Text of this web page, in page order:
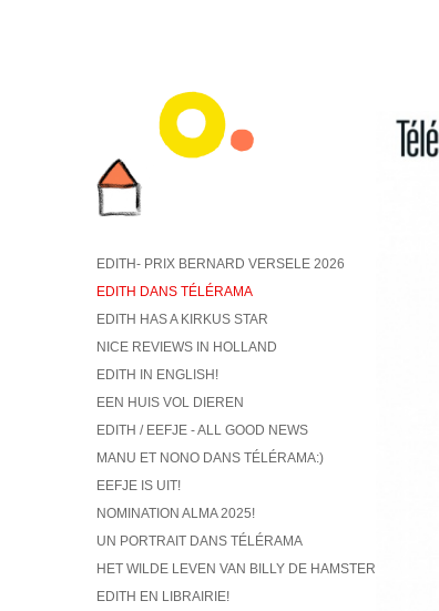
EDITH- PRIX BERNARD VERSELE 2026
EDITH DANS TÉLÉRAMA
EDITH HAS A KIRKUS STAR
NICE REVIEWS IN HOLLAND
EDITH IN ENGLISH!
EEN HUIS VOL DIEREN
EDITH / EEFJE - ALL GOOD NEWS
MANU ET NONO DANS TÉLÉRAMA:)
EEFJE IS UIT!
NOMINATION ALMA 2025!
UN PORTRAIT DANS TÉLÉRAMA
HET WILDE LEVEN VAN BILLY DE HAMSTER
EDITH EN LIBRAIRIE!